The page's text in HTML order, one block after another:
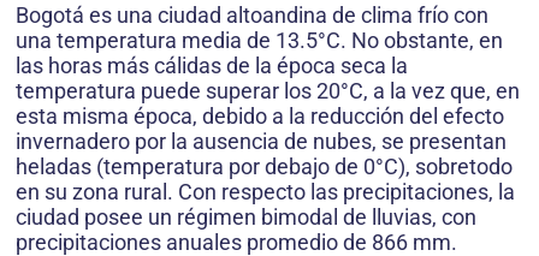
Bogotá es una ciudad altoandina de clima frío con
una temperatura media de 13.5°C. No obstante, en
las horas más cálidas de la época seca la
temperatura puede superar los 20°C, a la vez que, en
esta misma época, debido a la reducción del efecto
invernadero por la ausencia de nubes, se presentan
heladas (temperatura por debajo de 0°C), sobretodo
en su zona rural. Con respecto las precipitaciones, la
ciudad posee un régimen bimodal de lluvias, con
precipitaciones anuales promedio de 866 mm.